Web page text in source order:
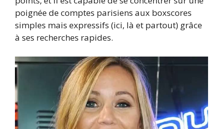
poignée de comptes parisiens aux boxscores
simples mais expressifs (ici, là et partout) grâce
à ses recherches rapides.